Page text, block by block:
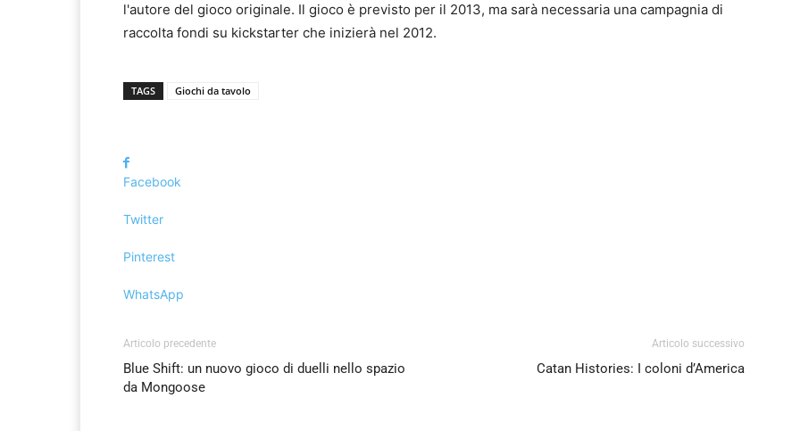
l'autore del gioco originale. Il gioco è previsto per il 2013, ma sarà necessaria una campagnia di
raccolta fondi su kickstarter che inizierà nel 2012.
TAGS Giochi da tavolo
Facebook
Twitter
Pinterest
WhatsApp
Articolo precedente
Blue Shift: un nuovo gioco di duelli nello spazio
da Mongoose
Articolo successivo
Catan Histories: I coloni d’America